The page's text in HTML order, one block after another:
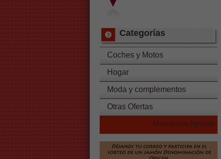
Categorías
Coches y Motos
Hogar
Moda y complementos
Otras Ofertas
Maquinaria Agrícola